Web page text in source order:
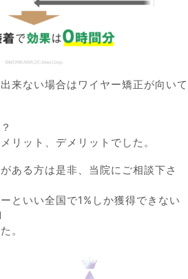
来ない場合はワイヤー矯正が向いて
リット、デメリットでした。
ある方は是非、当院にご相談下さ
といい全国で1%しか獲得できない
。